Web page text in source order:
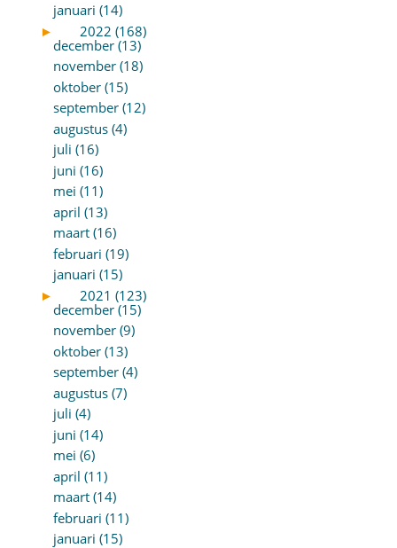
januari (14)
►
2022 (168)
december (13)
november (18)
oktober (15)
september (12)
augustus (4)
juli (16)
juni (16)
mei (11)
april (13)
maart (16)
februari (19)
januari (15)
►
2021 (123)
december (15)
november (9)
oktober (13)
september (4)
augustus (7)
juli (4)
juni (14)
mei (6)
april (11)
maart (14)
februari (11)
januari (15)